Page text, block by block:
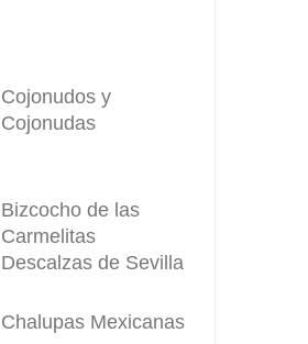
Cojonudos y
Cojonudas
Bizcocho de las
Carmelitas
Descalzas de Sevilla
Chalupas Mexicanas